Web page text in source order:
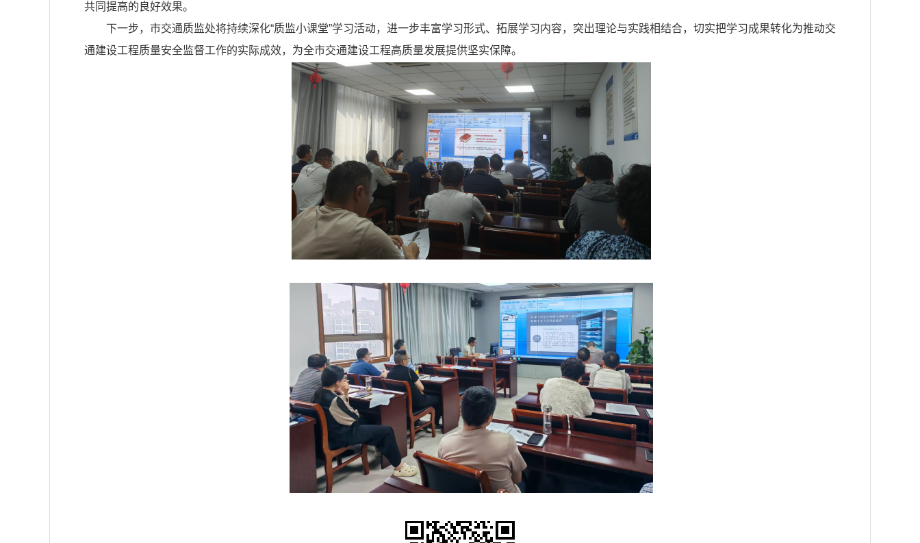
共同提高的良好效果。
下一步，市交通质监处将持续深化“质监小课堂”学习活动，进一步丰富学习形式、拓展学习内容，突出理论与实践相结合，切实把学习成果转化为推动交
通建设工程质量安全监督工作的实际成效，为全市交通建设工程高质量发展提供坚实保障。